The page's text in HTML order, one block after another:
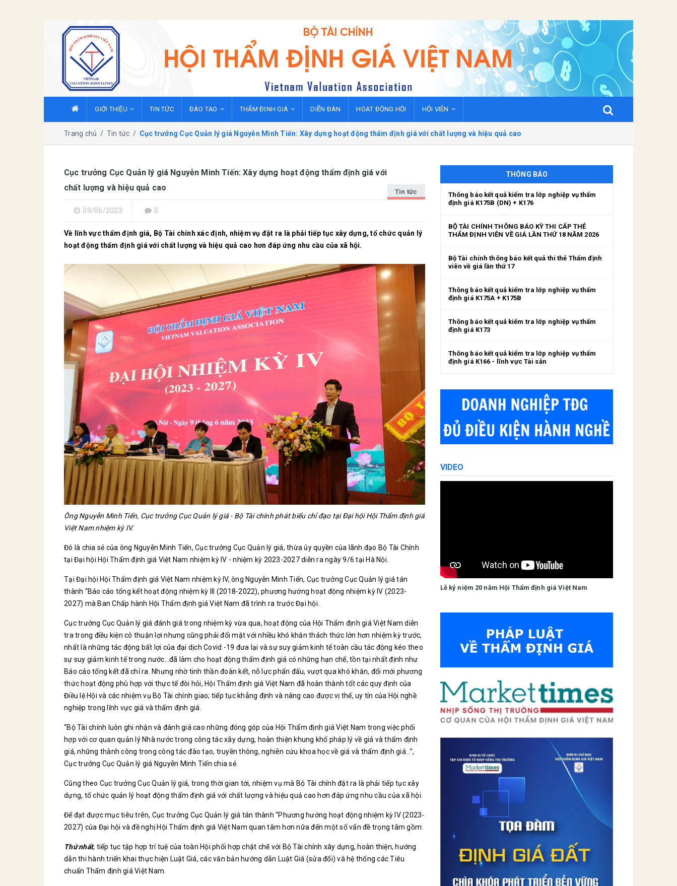
GIỚI THIỆU TIN TỨC ĐÀO TẠO THẨM ĐỊNH GIÁ DIỄN ĐÀN HOẠT ĐỘNG HỘI HỘI VIÊN
Trang chủ / Tin tức / Cục trưởng Cục Quản lý giá Nguyễn Minh Tiến: Xây dựng hoạt động thẩm định giá với chất lượng và hiệu quả cao
Cục trưởng Cục Quản lý giá Nguyễn Minh Tiến: Xây dựng hoạt động thẩm định giá với
chất lượng và hiệu quả cao
Tin tức
09/06/2023 0
Về lĩnh vực thẩm định giá, Bộ Tài chính xác định, nhiệm vụ đặt ra là phải tiếp tục xây dựng, tổ chức quản lý
hoạt động thẩm định giá với chất lượng và hiệu quả cao hơn đáp ứng nhu cầu của xã hội.
Ông Nguyễn Minh Tiến, Cục trưởng Cục Quản lý giá - Bộ Tài chính phát biểu chỉ đạo tại Đại hội Hội Thẩm định giá
Việt Nam nhiệm kỳ IV.
Đó là chia sẻ của ông Nguyễn Minh Tiến, Cục trưởng Cục Quản lý giá, thừa ủy quyền của lãnh đạo Bộ Tài Chính
tại Đại hội Hội Thẩm định giá Việt Nam nhiệm kỳ IV - nhiệm kỳ 2023-2027 diễn ra ngày 9/6 tại Hà Nội.
Tại Đại hội Hội Thẩm định giá Việt Nam nhiệm kỳ IV, ông Nguyễn Minh Tiến, Cục trưởng Cục Quản lý giá tán
thành “Báo cáo tổng kết hoạt động nhiệm kỳ III (2018-2022), phương hướng hoạt động nhiệm kỳ IV (2023-
2027) mà Ban Chấp hành Hội Thẩm định giá Việt Nam đã trình ra trước Đại hội.
Cục trưởng Cục Quản lý giá đánh giá trong nhiệm kỳ vừa qua, hoạt động của Hội Thẩm định giá Việt Nam diễn
tra trong điều kiện có thuận lợi nhưng cũng phải đối mặt với nhiều khó khăn thách thức lớn hơn nhiệm kỳ trước,
nhất là những tác động bất lợi của đại dịch Covid -19 đưa lại và sự suy giảm kinh tế toàn cầu tác động kéo theo
sự suy giảm kinh tế trong nước…đã làm cho hoạt động thẩm định giá có những hạn chế, tồn tại nhất định như
Báo cáo tổng kết đã chỉ ra. Nhưng nhờ tinh thần đoàn kết, nỗ lực phấn đấu, vượt qua khó khăn, đổi mới phương
thức hoạt động phù hợp với thực tế đòi hỏi, Hội Thẩm định giá Việt Nam đã hoàn thành tốt các quy định của
Điều lệ Hội và các nhiệm vụ Bộ Tài chính giao; tiếp tục khẳng định và nâng cao được vị thế, uy tín của Hội nghề
nghiệp trong lĩnh vực giá và thẩm định giá.
“Bộ Tài chính luôn ghi nhận và đánh giá cao những đóng góp của Hội Thẩm định giá Việt Nam trong việc phối
hợp với cơ quan quản lý Nhà nước trong công tác xây dựng, hoàn thiện khung khổ pháp lý về giá và thẩm định
giá, những thành công trong công tác đào tạo, truyền thông, nghiên cứu khoa học về giá và thẩm định giá…”,
Cục trưởng Cục Quản lý giá Nguyễn Minh Tiến chia sẻ.
Cũng theo Cục trưởng Cục Quản lý giá, trong thời gian tới, nhiệm vụ mà Bộ Tài chính đặt ra là phải tiếp tục xây
dựng, tổ chức quản lý hoạt động thẩm định giá với chất lượng và hiệu quả cao hơn đáp ứng nhu cầu của xã hội.
Để đạt được mục tiêu trên, Cục trưởng Cục Quản lý giá tán thành “Phương hướng hoạt động nhiệm kỳ IV (2023-
2027) của Đại hội và đề nghị Hội Thẩm định giá Việt Nam quan tâm hơn nữa đến một số vấn đề trọng tâm gồm:
Thứ nhất, tiếp tục tập hợp trí tuệ của toàn Hội phối hợp chặt chẽ với Bộ Tài chính xây dựng, hoàn thiện, hướng
dẫn thi hành triển khai thực hiện Luật Giá, các văn bản hướng dẫn Luật Giá (sửa đổi) và hệ thống các Tiêu
chuẩn Thẩm định giá Việt Nam.
THÔNG BÁO
Thông báo kết quả kiểm tra lớp nghiệp vụ thẩm
định giá K175B (DN) + K176
BỘ TÀI CHÍNH THÔNG BÁO KỲ THI CẤP THẺ
THẨM ĐỊNH VIÊN VỀ GIÁ LẦN THỨ 18 NĂM 2026
Bộ Tài chính thông báo kết quả thi thẻ Thẩm định
viên về giá lần thứ 17
Thông báo kết quả kiểm tra lớp nghiệp vụ thẩm
định giá K175A + K175B
Thông báo kết quả kiểm tra lớp nghiệp vụ thẩm
định giá K173
Thông báo kết quả kiểm tra lớp nghiệp vụ thẩm
định giá K166 - lĩnh vực Tài sản
VIDEO
Lễ kỷ niệm 20 năm Hội Thẩm định giá Việt Nam